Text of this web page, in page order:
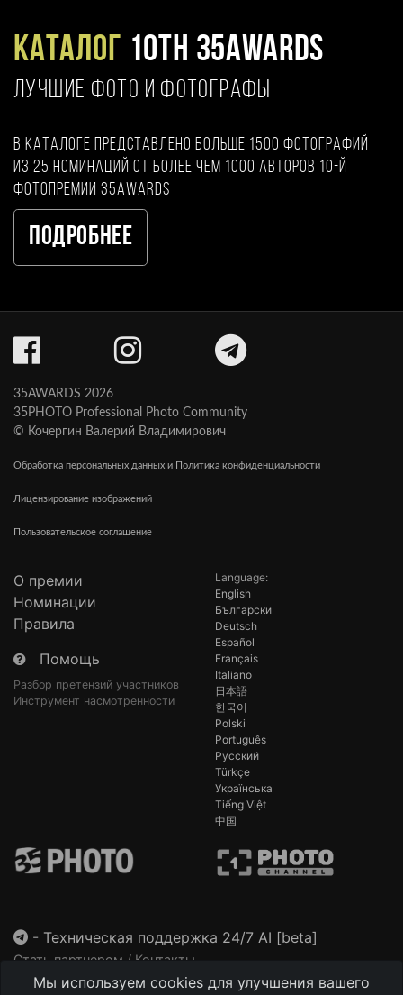
Каталог 10TH 35AWARDS
ЛУЧШИЕ ФОТО И ФОТОГРАФЫ
В каталоге представлено больше 1500 фотографий
из 25 номинаций от более чем 1000 авторов 10-й
фотопремии 35AWARDS
Подробнее
Мы используем cookies для улучшения вашего
35AWARDS 2026
35PHOTO Professional Photo Community
© Кочергин Валерий Владимирович
Обработка персональных данных и Политика конфиденциальности
Лицензирование изображений
Пользовательское соглашение
О премии
Номинации
Правила
Помощь
Разбор претензий участников
Инструмент насмотренности
Language:
English
Български
Deutsch
Español
Français
Italiano
日本語
한국어
Polski
Português
Русский
Türkçe
Українська
Tiếng Việt
中国
- Техническая поддержка 24/7 AI [beta]
Стать партнером / Контакты
This site is protected by reCAPTCHA and the GooglePrivacy Policyand